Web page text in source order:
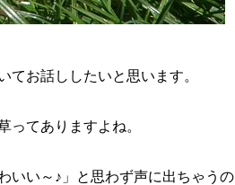
お話ししたいと思います。
ってありますよね。
いい～♪」と思わず声に出ちゃうの